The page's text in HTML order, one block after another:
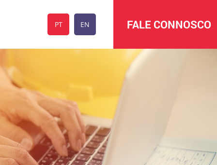
PT EN FALE CONNOSCO